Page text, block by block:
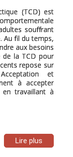
(TCD) est
souffrant
Au fil du temps,
aux besoins
de la TCD pour
repose sur
et
à accepter
travaillant à
Lire plus